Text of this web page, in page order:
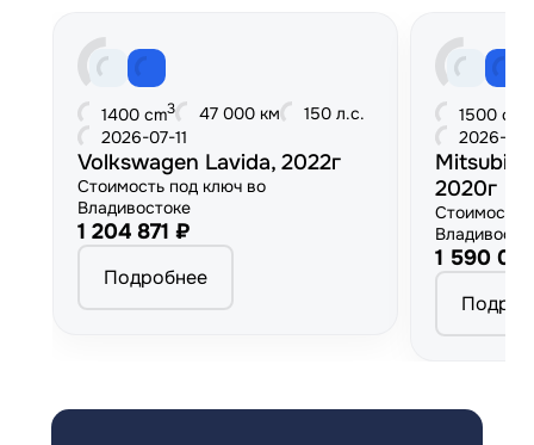
1400 cm3 47 000 км
150 л.с.
2026-07-11
Volkswagen Lavida, 2022г
Стоимость под ключ во
Владивостоке
1 204 871 ₽
Подробнее
1500 cm
2026-
2020г
Стоимость
1 590